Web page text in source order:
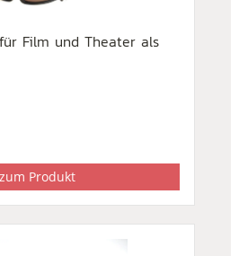
Film und Theater als
zum Produkt